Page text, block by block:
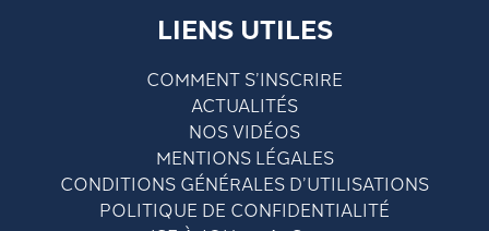
LIENS UTILES
COMMENT S’INSCRIRE
ACTUALITÉS
NOS VIDÉOS
MENTIONS LÉGALES
CONDITIONS GÉNÉRALES D’UTILISATIONS
POLITIQUE DE CONFIDENTIALITÉ